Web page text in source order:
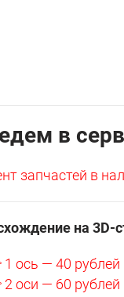
в
запчастей в
на 3D-
ось — 40 рублей
оси — 60 рублей